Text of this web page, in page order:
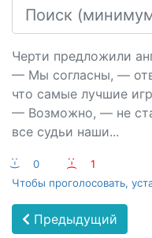
Черти предложили
— Мы согласны, —
что самые лучшие
— Возможно, — не
все судьи наши...
:-) 0 :-(
1
Чтобы проголосовать,
Предыдущий